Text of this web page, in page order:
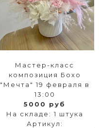
Мастер-класс
композиция Бохо
"Мечта" 19 февраля в
13:00
5000 руб
На складе: 1 штука
Артикул: